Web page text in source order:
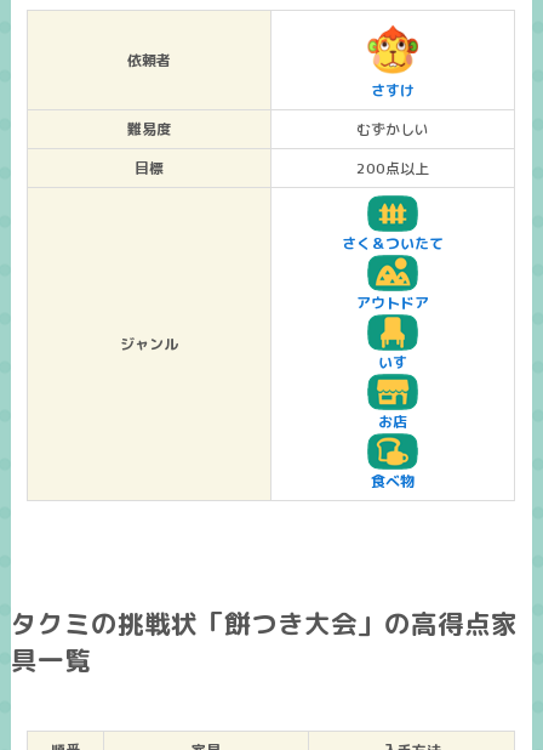
依頼者
さすけ
難易度
むずかしい
目標
200点以上
ジャンル
さく＆ついたて
アウトドア
いす
お店
食べ物
タクミの挑戦状「餅つき大会」の高得点家
具一覧